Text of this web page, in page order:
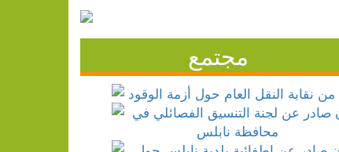
مجتمع